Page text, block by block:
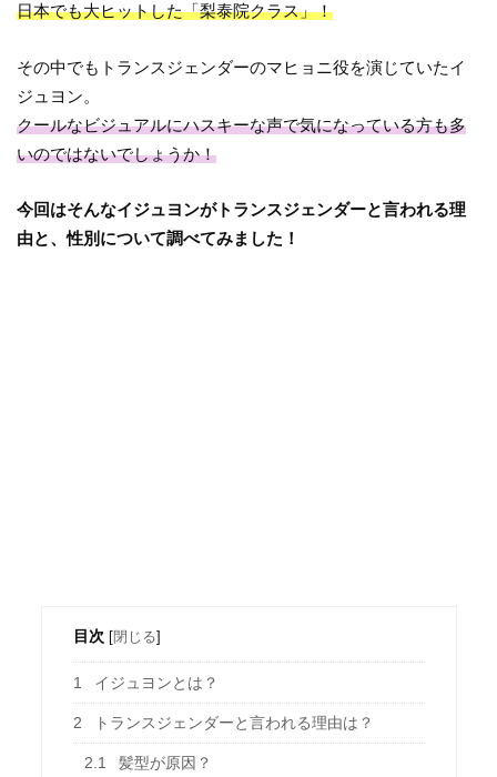
日本でも大ヒットした「梨泰院クラス」！
その中でもトランスジェンダーのマヒョニ役を演じていたイ
ジュヨン。
クールなビジュアルにハスキーな声で気になっている方も多
いのではないでしょうか！
今回はそんなイジュヨンがトランスジェンダーと言われる理
由と、性別について調べてみました！
目次 [閉じる]
1 イジュヨンとは？
2 トランスジェンダーと言われる理由は？
2.1 髪型が原因？